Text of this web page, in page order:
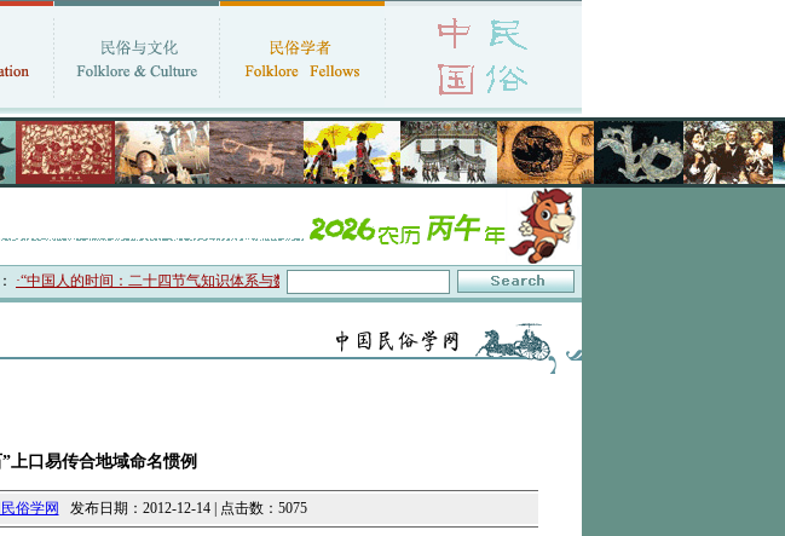
中国人的时间：二十四节气知识体系与数字叙事”研讨会在京召开 ·中国民俗学会第十一届代表大会暨2026年年会征文启事
上口易传合地域命名惯例
俗学网 发布日期：2012-12-14 | 点击数：5075